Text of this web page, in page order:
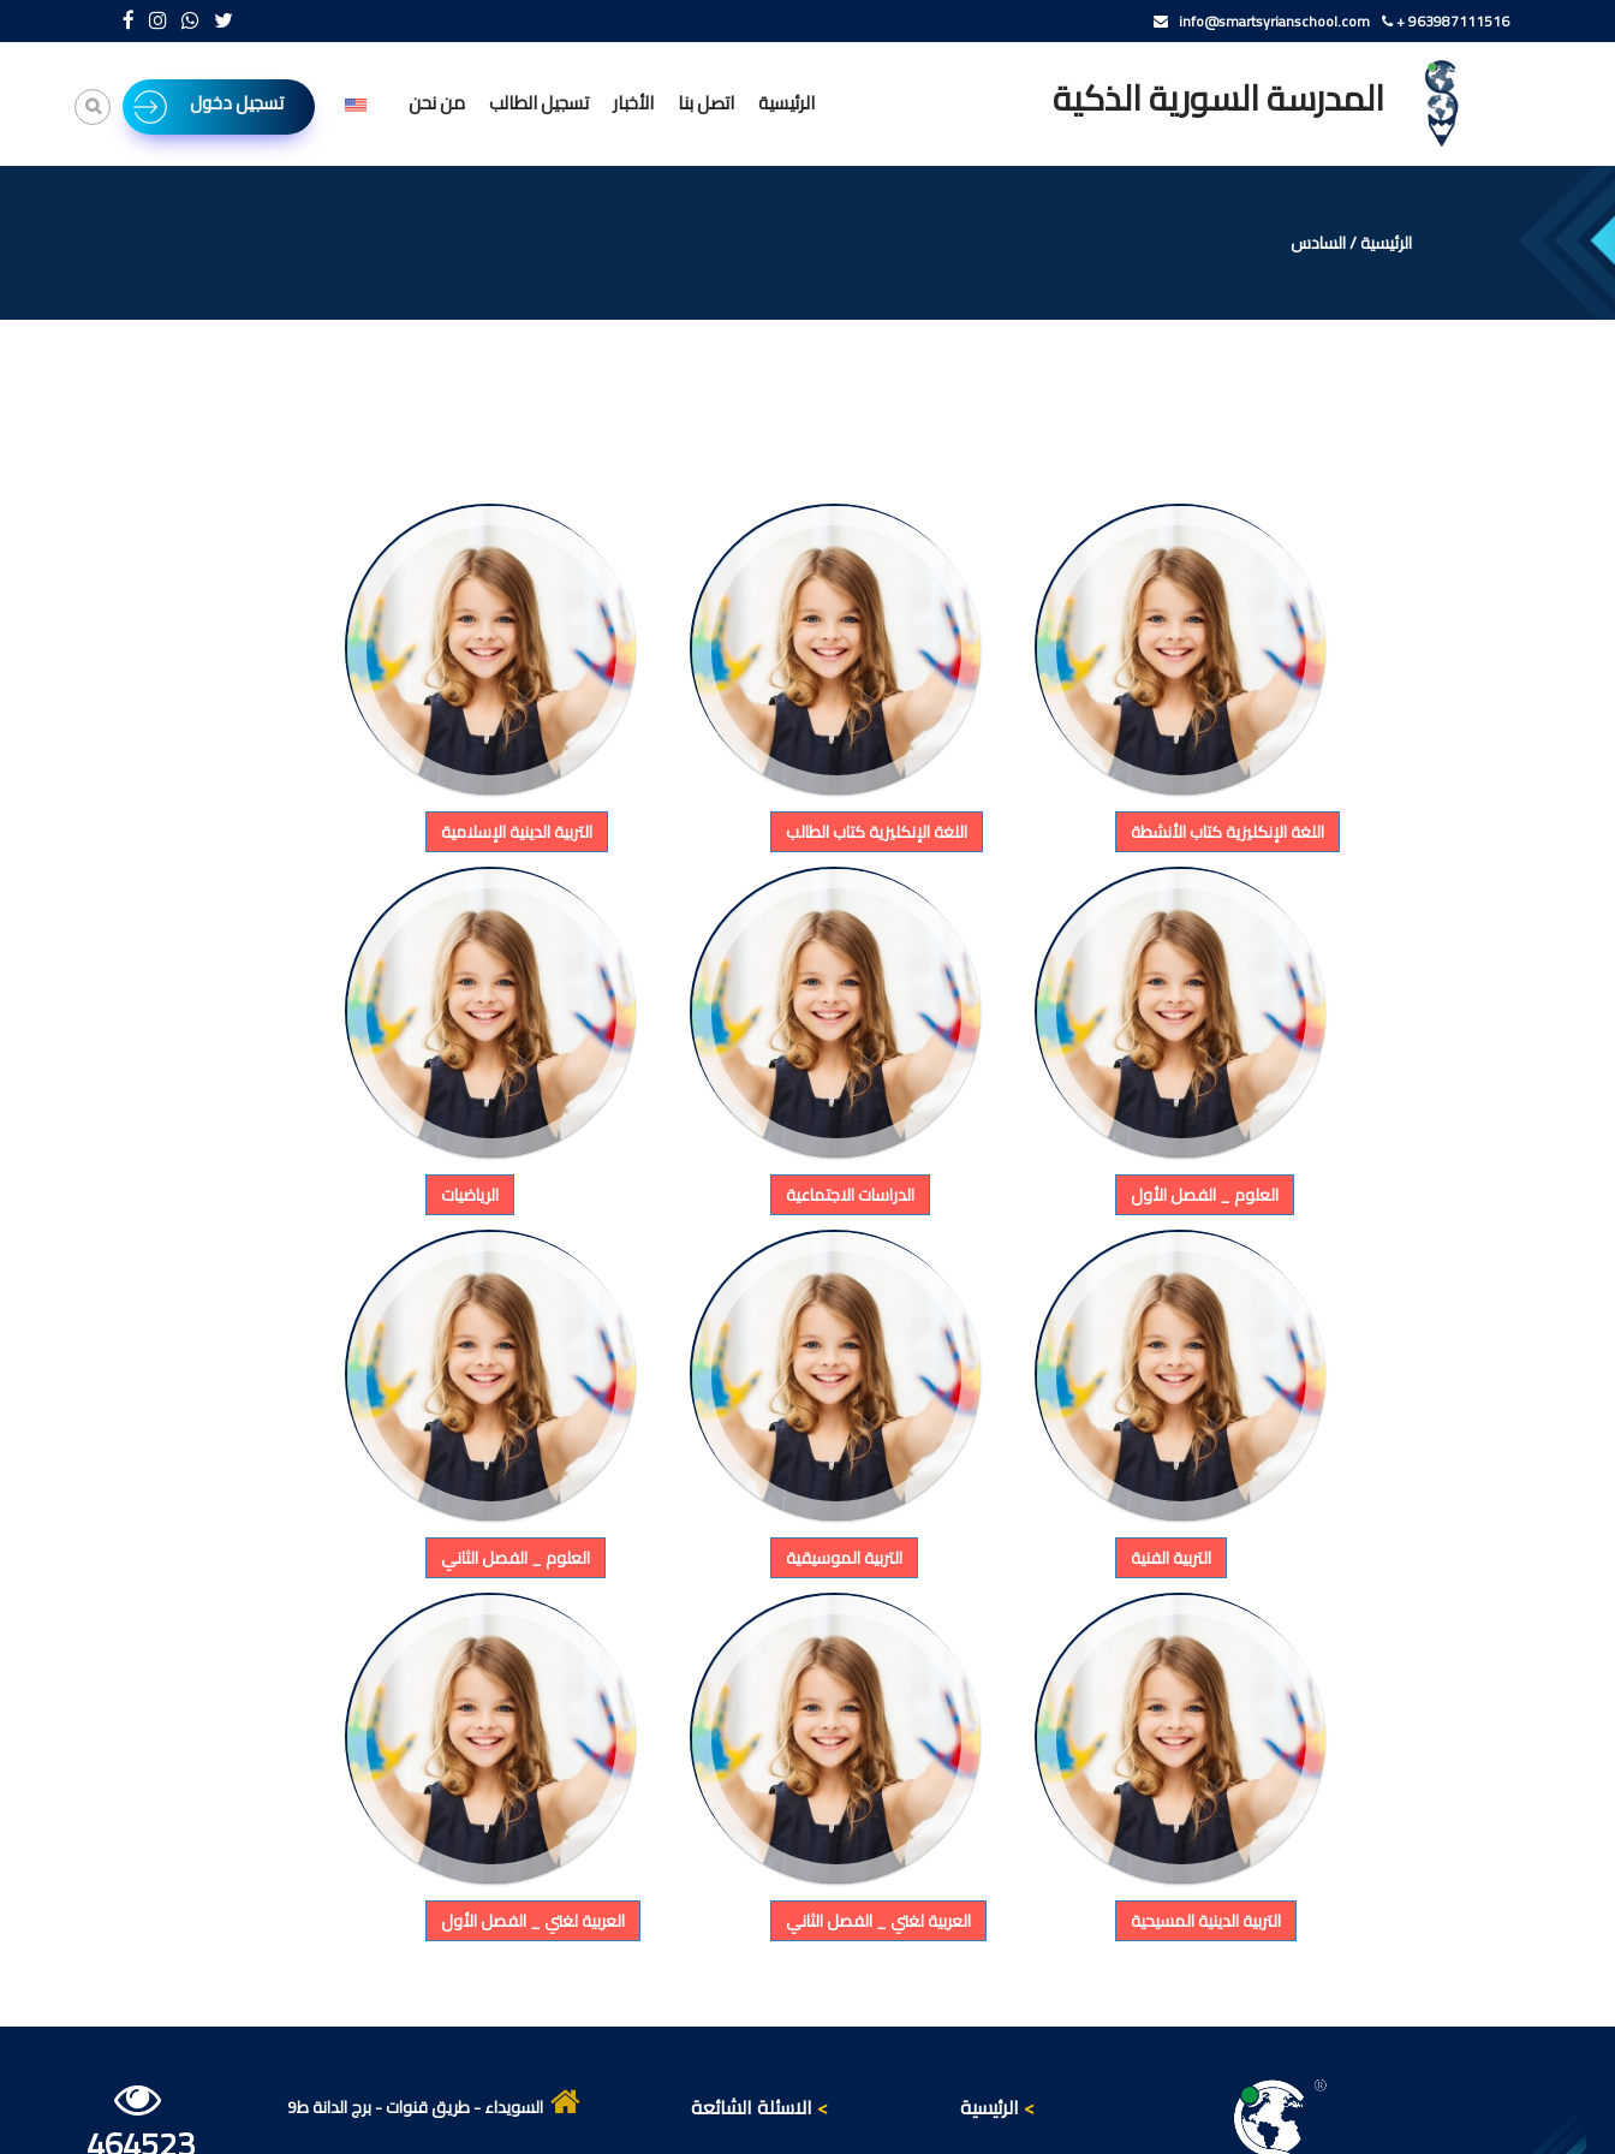
info@smartsyrianschool.com + 963987111516
المدرسة السورية الذكية تسجيل دخول من نحن تسجيل الطالب الأخبار اتصل بنا الرئيسية
الرئيسية/السادس
التربية الدينية الإسلامية اللغة الإنكليزية كتاب الطالب اللغة الإنكليزية كتاب الأنشطة
الرياضيات الدراسات الاجتماعية العلوم _ الفصل الأول
العلوم _ الفصل الثاني التربية الموسيقية التربية الفنية
العربية لغتي _ الفصل الأول العربية لغتي _ الفصل الثاني التربية الدينية المسيحية
السويداء - طريق قنوات - برج الدانة ط9 الاسئلة الشائعة <
الرئيسية <